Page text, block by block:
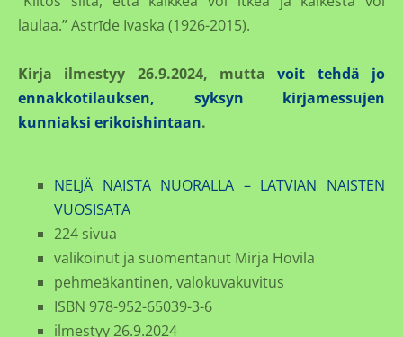
laulaa.” Astrīde Ivaska (1926-2015).
Kirja ilmestyy 26.9.2024, muttavoit tehdä jo
ennakkotilauksen, syksyn kirjamessujen
kunniaksi erikoishintaan.
NELJÄ NAISTA NUORALLA – LATVIAN NAISTEN
VUOSISATA
224 sivua
valikoinut ja suomentanut Mirja Hovila
pehmeäkantinen, valokuvakuvitus
ISBN 978-952-65039-3-6
ilmestyy 26.9.2024